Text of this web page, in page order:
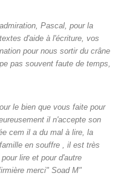
Pascal, pour la
d'aide à l'écriture, vos
pour nous sortir du crâne
pas souvent faute de temps,
le bien que vous faite pour
il n'accepte son
cem il a du mal à lire, la
en souffre , il est très
lire et pour d'autre
merci" Soad M"